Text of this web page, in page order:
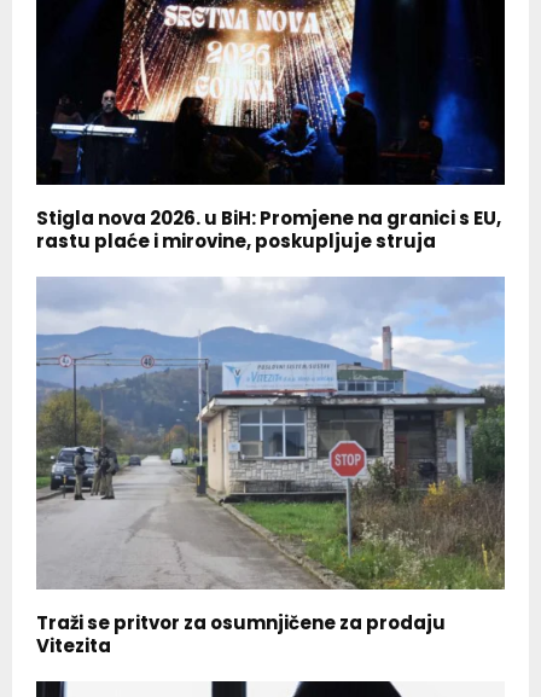
Stigla nova 2026. u BiH: Promjene na granici s EU,
rastu plaće i mirovine, poskupljuje struja
Traži se pritvor za osumnjičene za prodaju
Vitezita